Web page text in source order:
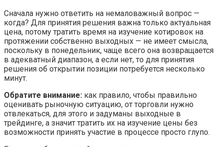
Сначала нужно ответить на немаловажный вопрос —
когда? Для принятия решения важна только актуальная
цена, потому тратить время на изучение котировок на
протяжении собственно выходных — не имеет смысла,
поскольку в понедельник, чаще всего она возвращается
в адекватный диапазон, а если нет, то для принятия
решения об открытии позиции потребуется несколько
минут.
Обратите внимание: как правило, чтобы правильно
оценивать рыночную ситуацию, от торговли нужно
отвлекаться, для этого и задуманы выходные в
трейдинге, а значит тратить их на изучение цены без
возможности принять участие в процессе просто глупо.